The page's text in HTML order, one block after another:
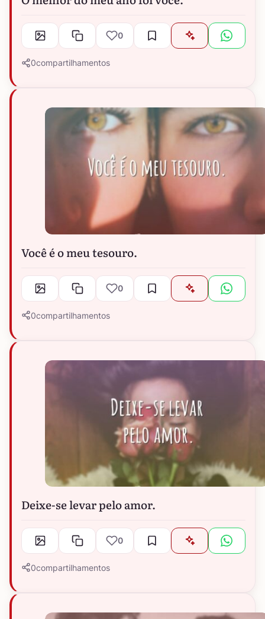
0
0compartilhamentos
Você é o meu tesouro.
0
0compartilhamentos
Deixe-se levar pelo amor.
0
0compartilhamentos